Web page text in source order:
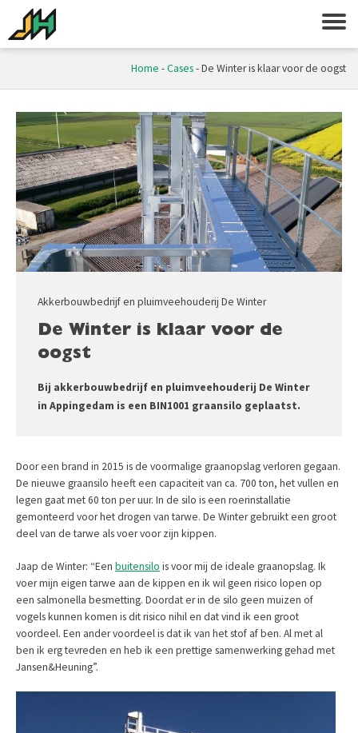
Home -Cases-De Winter is klaar voor de oogst
Akkerbouwbedrijf en pluimveehouderij De Winter
De Winter is klaar voor de
oogst
Bij akkerbouwbedrijf en pluimveehouderij De Winter
in Appingedam is een BIN1001 graansilo geplaatst.
Door een brand in 2015 is de voormalige graanopslag verloren gegaan.
De nieuwe graansilo heeft een capaciteit van ca. 700 ton, het vullen en
legen gaat met 60 ton per uur. In de silo is een roerinstallatie
gemonteerd voor het drogen van tarwe. De Winter gebruikt een groot
deel van de tarwe als voer voor zijn kippen.
Jaap de Winter: “Een buitensilo is voor mij de ideale graanopslag. Ik
voer mijn eigen tarwe aan de kippen en ik wil geen risico lopen op
een salmonella besmetting. Doordat er in de silo geen muizen of
vogels kunnen komen is dit risico nihil en dat vind ik een groot
voordeel. Een ander voordeel is dat ik van het stof af ben. Al met al
ben ik erg tevreden en heb ik een prettige samenwerking gehad met
Jansen&Heuning”.